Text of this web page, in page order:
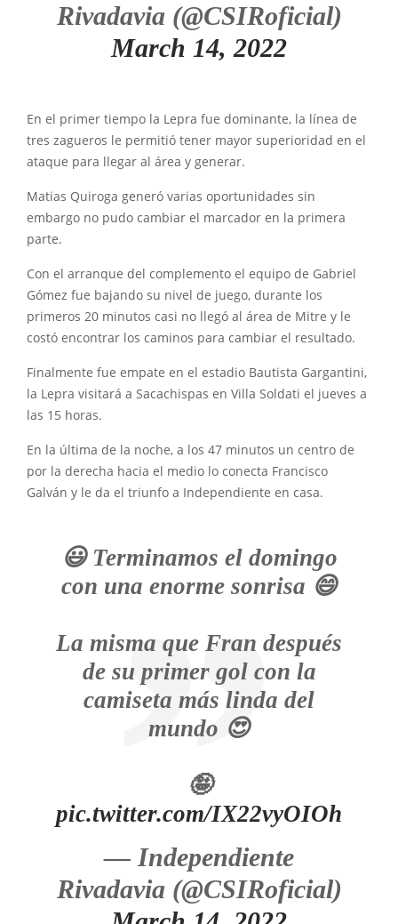
Rivadavia (@CSIRoficial)
March 14, 2022
En el primer tiempo la Lepra fue dominante, la línea de
tres zagueros le permitió tener mayor superioridad en el
ataque para llegar al área y generar.
Matias Quiroga generó varias oportunidades sin
embargo no pudo cambiar el marcador en la primera
parte.
Con el arranque del complemento el equipo de Gabriel
Gómez fue bajando su nivel de juego, durante los
primeros 20 minutos casi no llegó al área de Mitre y le
costó encontrar los caminos para cambiar el resultado.
Finalmente fue empate en el estadio Bautista Gargantini,
la Lepra visitará a Sacachispas en Villa Soldati el jueves a
las 15 horas.
En la última de la noche, a los 47 minutos un centro de
por la derecha hacia el medio lo conecta Francisco
Galván y le da el triunfo a Independiente en casa.
😃 Terminamos el domingo
con una enorme sonrisa 😄
La misma que Fran después
de su primer gol con la
camiseta más linda del
mundo 😍
🤪
pic.twitter.com/IX22vyOIOh
— Independiente
Rivadavia (@CSIRoficial)